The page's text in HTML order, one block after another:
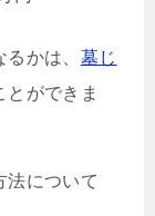
かは、 墓じ
とができま
法について